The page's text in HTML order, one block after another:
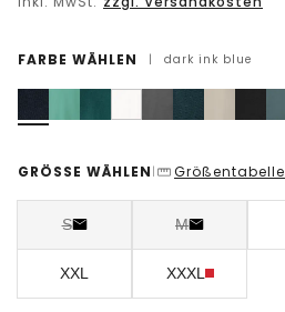
FARBE WÄHLEN | dark ink blue
GRÖSSE WÄHLEN | Größentabelle
S M
XXL XXXL